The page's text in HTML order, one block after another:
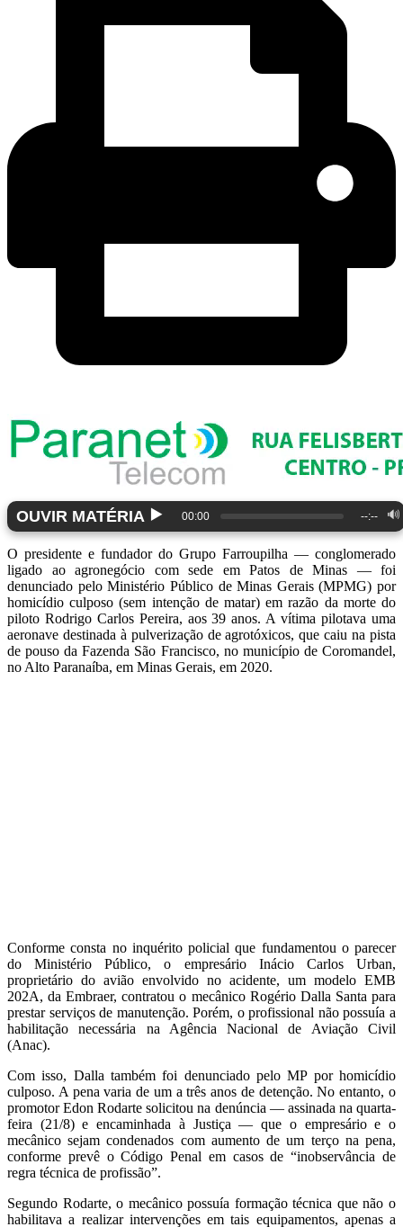
OUVIR MATÉRIA ▶️ 00:00 --:-- 🔊
O presidente e fundador do Grupo Farroupilha — conglomerado
ligado ao agronegócio com sede em Patos de Minas — foi
denunciado pelo Ministério Público de Minas Gerais (MPMG) por
homicídio culposo (sem intenção de matar) em razão da morte do
piloto Rodrigo Carlos Pereira, aos 39 anos. A vítima pilotava uma
aeronave destinada à pulverização de agrotóxicos, que caiu na pista
de pouso da Fazenda São Francisco, no município de Coromandel,
no Alto Paranaíba, em Minas Gerais, em 2020.
Conforme consta no inquérito policial que fundamentou o parecer
do Ministério Público, o empresário Inácio Carlos Urban,
proprietário do avião envolvido no acidente, um modelo EMB
202A, da Embraer, contratou o mecânico Rogério Dalla Santa para
prestar serviços de manutenção. Porém, o profissional não possuía a
habilitação necessária na Agência Nacional de Aviação Civil
(Anac).
Com isso, Dalla também foi denunciado pelo MP por homicídio
culposo. A pena varia de um a três anos de detenção. No entanto, o
promotor Edon Rodarte solicitou na denúncia — assinada na quarta-
feira (21/8) e encaminhada à Justiça — que o empresário e o
mecânico sejam condenados com aumento de um terço na pena,
conforme prevê o Código Penal em casos de “inobservância de
regra técnica de profissão”.
Segundo Rodarte, o mecânico possuía formação técnica que não o
habilitava a realizar intervenções em tais equipamentos, apenas a